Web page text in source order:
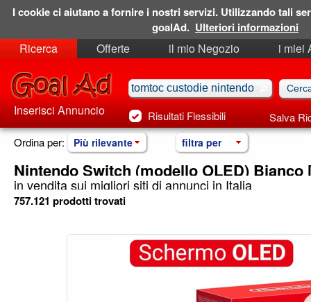
Ricerca Offerte il mio Negozio
i miei
Risultati Flessibili Salva
Inserisci Annuncio
Ordina per: Più rilevante filtra per
Nintendo Switch (modello OLED) Bianco
in vendita sui migliori siti di annunci in Italia
757.121 prodotti trovati
I cookie ci aiutano a fornire i nostri servizi. Utilizzando tali
goalAd. Ulteriori informazioni